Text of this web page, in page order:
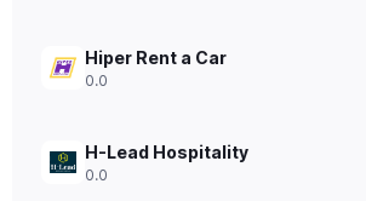
to
Hiper Rent a Car
0.0
H-Lead Hospitality
0.0